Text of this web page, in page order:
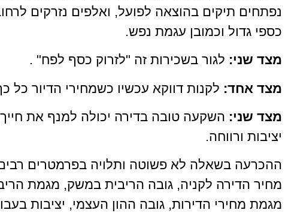
נפתחים תיקים בהוצאה לפועל, ואלפים נזרקים
כספי גדול וכמובן עגמת נפש.
מצד שני: לגור בשכירות זה "לזרוק כסף לפח" .
מצד אחד: לקנות דווקא עכשיו כשמחירי הדיור כל
מצד שני: השקעה טובה בדירה יכולה למנף את
יציבות ורווחה.
ההכרעה בשאלה לא פשוטה ותלויה בפרמטרים
מחיר הדירה לקניה, גובה הריבית במשק, מגמת
מגמת מחירי הדירות, גובה ההון העצמי, יציבות